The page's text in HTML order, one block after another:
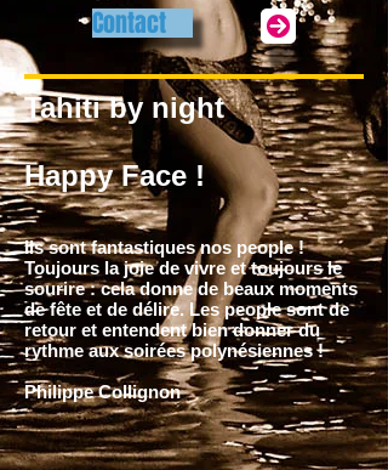
Contact
Tahiti by night
Happy Face !
Ils sont fantastiques nos people !
Toujours la joie de vivre et toujours le
sourire : cela donne de beaux moments
de fête et de délire. Les people sont de
retour et entendent bien donner du
rythme aux soirées polynésiennes !
Philippe Collignon